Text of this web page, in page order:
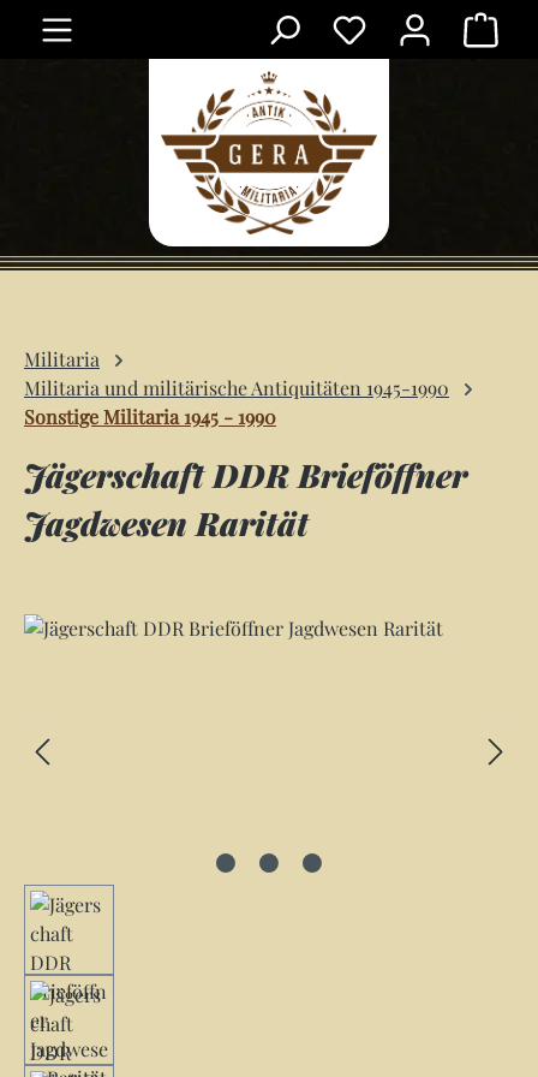
Zum Hauptinhalt springen
Militaria
Militaria und militärische Antiquitäten 1945-1990
Sonstige Militaria 1945 - 1990
Jägerschaft DDR Brieföffner
Jagdwesen Rarität
Bildergalerie überspringen